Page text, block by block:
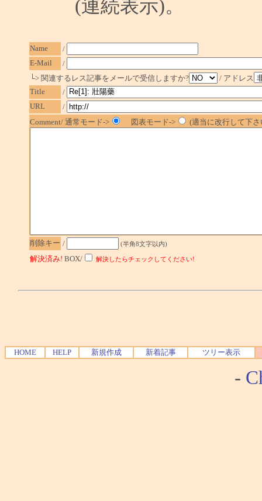
(連続表示)。
Name
/
E-Mail
/
└> 関連するレス記事をメールで受信しますか?
/ アドレス
Title
/
URL
/
Comment/ 通常モード->
図表モード-> (適当に改行して下
削除キー / (半角8文字以内)
解決済み! BOX/ 解決したらチェックしてください!
HOME HELP 新規作成 新着記事 ツリー表示
-